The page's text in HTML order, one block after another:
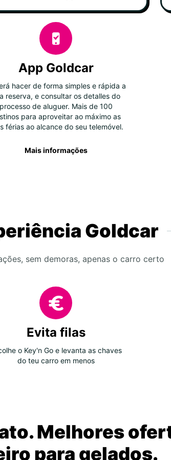
App Goldcar
hacer de forma simples e rápida a
reserva, e consultar os detalles do
processo de aluguer. Mais de 100
para aproveitar ao máximo as
férias ao alcance do seu telemóvel.
Mais informações
Goldcar
sem demoras, apenas o carro certo
Evita filas
o Key'n Go e levanta as chaves
do teu carro em menos
Melhores
para gelados.